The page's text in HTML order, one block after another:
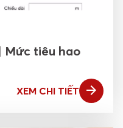
Mức tiêu hao
XEM CHI TIẾT